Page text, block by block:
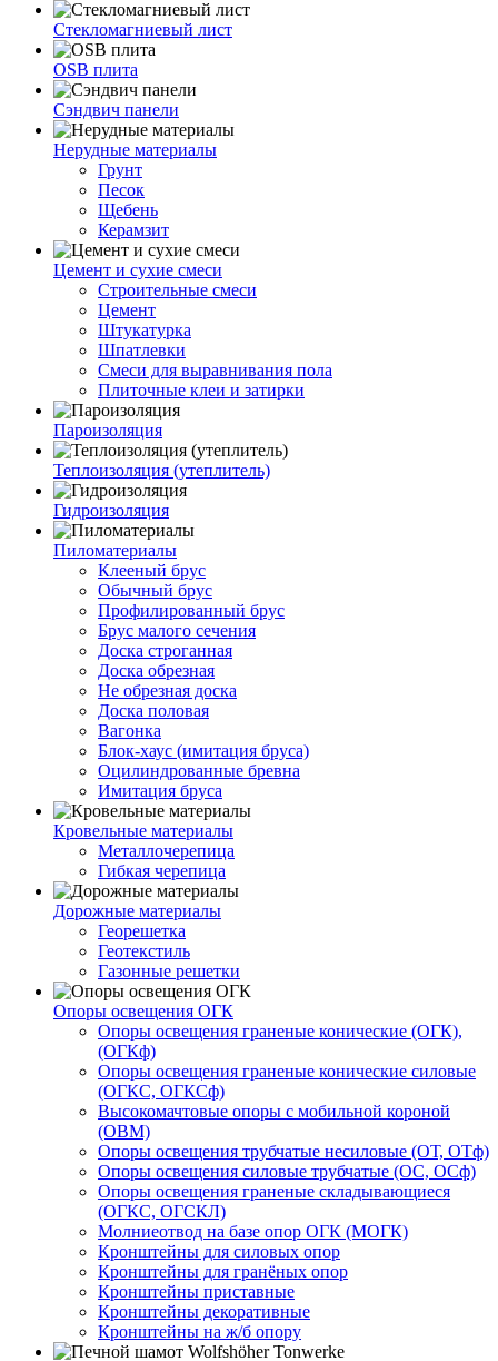
Стекломагниевый лист
OSB плита
Сэндвич панели
Нерудные материалы
Грунт
Песок
Щебень
Керамзит
Цемент и сухие смеси
Строительные смеси
Цемент
Штукатурка
Шпатлевки
Смеси для выравнивания пола
Плиточные клеи и затирки
Пароизоляция
Теплоизоляция (утеплитель)
Гидроизоляция
Пиломатериалы
Клееный брус
Обычный брус
Профилированный брус
Брус малого сечения
Доска строганная
Доска обрезная
Не обрезная доска
Доска половая
Вагонка
Блок-хаус (имитация бруса)
Оцилиндрованные бревна
Имитация бруса
Кровельные материалы
Металлочерепица
Гибкая черепица
Дорожные материалы
Георешетка
Геотекстиль
Газонные решетки
Опоры освещения ОГК
Опоры освещения граненые конические (ОГК),
(ОГКф)
Опоры освещения граненые конические силовые
(ОГКС, ОГКСф)
Высокомачтовые опоры с мобильной короной
(ОВМ)
Опоры освещения трубчатые несиловые (ОТ, ОТф)
Опоры освещения силовые трубчатые (ОС, ОСф)
Опоры освещения граненые складывающиеся
(ОГКС, ОГСКЛ)
Молниеотвод на базе опор ОГК (МОГК)
Кронштейны для силовых опор
Кронштейны для гранёных опор
Кронштейны приставные
Кронштейны декоративные
Кронштейны на ж/б опору